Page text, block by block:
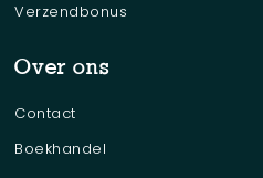
Verzendbonus
Over ons
Contact
Boekhandel